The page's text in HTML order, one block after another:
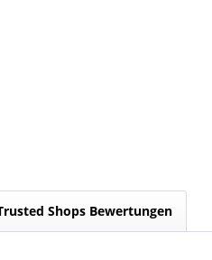
Shops Bewertungen